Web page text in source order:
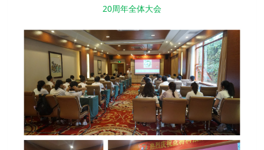
20周年全体大会